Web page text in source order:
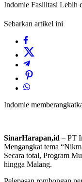
Indomie Fasilitasi Lebih
Sebarkan artikel ini
Indomie
SinarHarapan,id –PT
Mengangkat tema
Secara total, Program
hingga Malang.